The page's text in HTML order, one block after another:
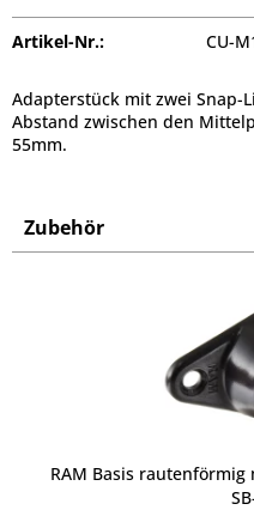
Artikel-Nr.: CU-
Adapterstück mit zwei
Abstand zwischen den
55mm.
Zubehör
RAM Basis rautenförmig